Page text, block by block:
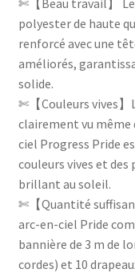
polyester de haute
renforcé avec une
améliorés,
solide.
✄【Couleurs vives
clairement vu même
ciel Progress Pride
couleurs vives et
brillant au soleil.
✄【Quantité
arc-en-ciel Pride
bannière de 3 m de
cordes) et 10